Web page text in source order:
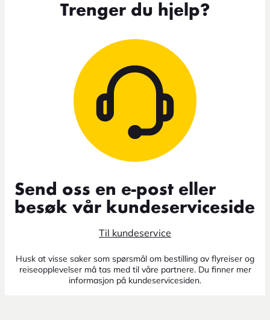
Trenger du hjelp?
Send oss en e-post eller
besøk vår kundeserviceside
Til kundeservice
Husk at visse saker som spørsmål om bestilling av flyreiser og
reiseopplevelser må tas med til våre partnere. Du finner mer
informasjon på kundeservicesiden.